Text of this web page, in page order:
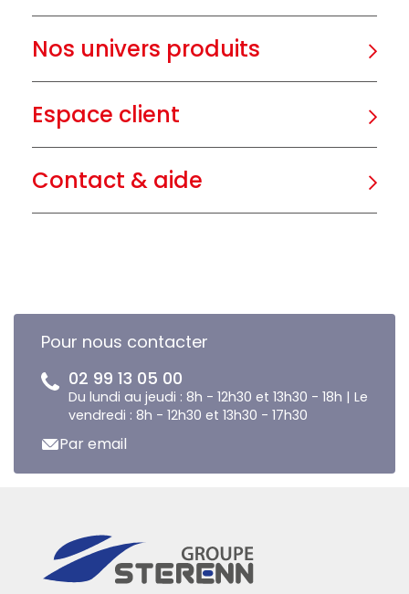
Nos univers produits
Espace client
Contact & aide
Pour nous contacter
02 99 13 05 00
Du lundi au jeudi : 8h - 12h30 et 13h30 - 18h | Le
vendredi : 8h - 12h30 et 13h30 - 17h30
Par email